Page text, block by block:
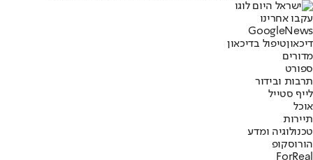
עקבו אחרינו
Googl eNews
דיכאוןטיפול בדיכאון
מדורים
ספורט
תרבות ובידור
לייף סטייל
אוכל
תיירות
טכנולוגיה ומדע
הורוסקופ
ForReal